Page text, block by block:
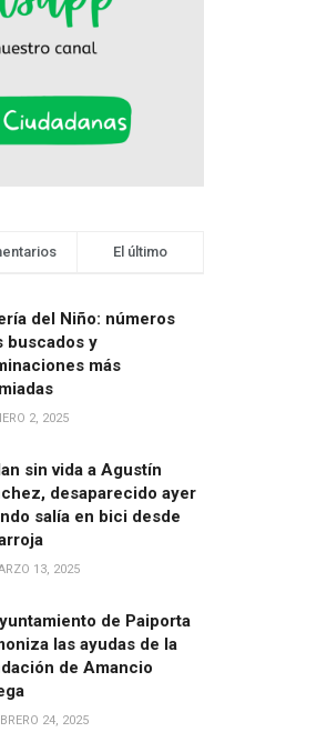
El último
del Niño: números
buscados y
más
2, 2025
sin vida a Agustín
desaparecido ayer
salía en bici desde
13, 2025
de Paiporta
las ayudas de la
de Amancio
24, 2025